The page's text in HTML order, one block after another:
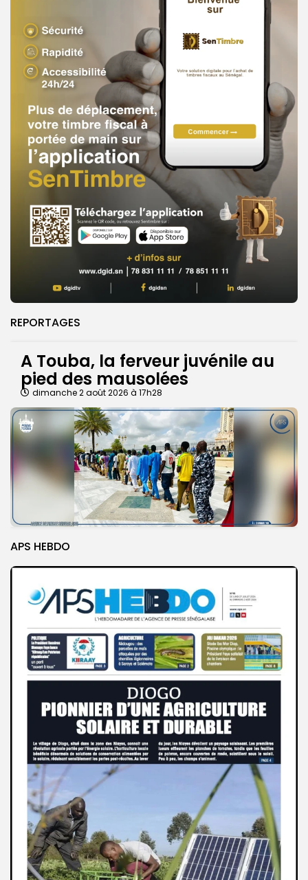
REPORTAGES
A Touba, la ferveur juvénile au
pied des mausolées
dimanche 2 août 2026 à 17h28
APS HEBDO